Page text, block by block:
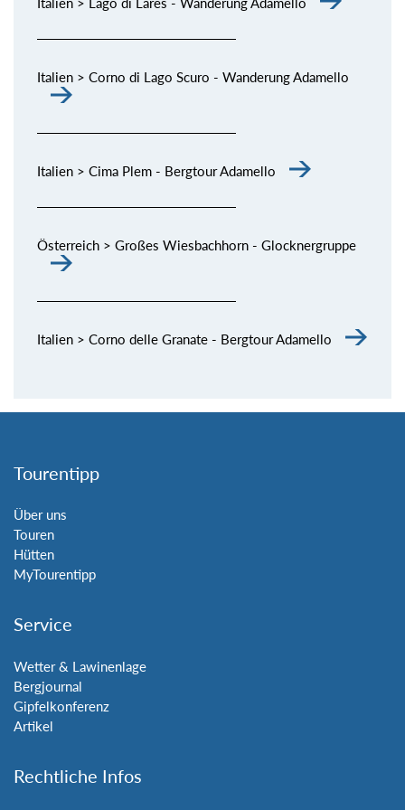
Italien > Corno di Lago Scuro - Wanderung Adamello
Italien > Cima Plem - Bergtour Adamello
Österreich > Großes Wiesbachhorn - Glocknergruppe
Italien > Corno delle Granate - Bergtour Adamello
Tourentipp
Über uns
Touren
Hütten
MyTourentipp
Service
Wetter & Lawinenlage
Bergjournal
Gipfelkonferenz
Artikel
Rechtliche Infos